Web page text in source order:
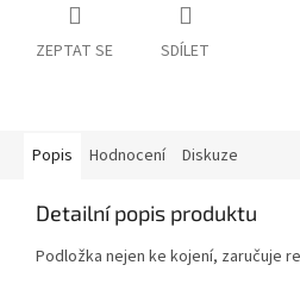
ZEPTAT SE SDÍLET
Popis Hodnocení Diskuze
Detailní popis produktu
Podložka nejen ke kojení, zaručuje